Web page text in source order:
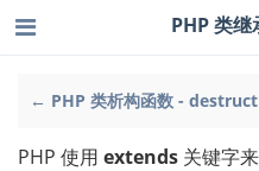
← PHP 类析构函数 - destruct
PHP 类
PHP 使用 extends 关键字